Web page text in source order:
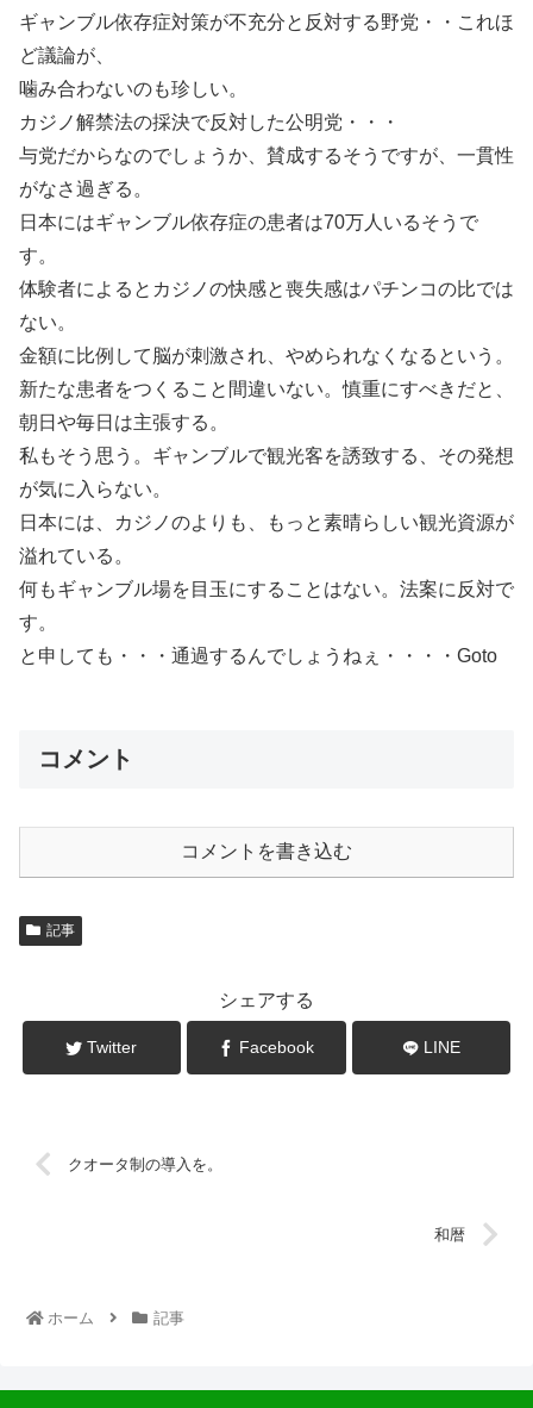
ギャンブル依存症対策が不充分と反対する野党・・これほ
ど議論が、
噛み合わないのも珍しい。
カジノ解禁法の採決で反対した公明党・・・
与党だからなのでしょうか、賛成するそうですが、一貫性
がなさ過ぎる。
日本にはギャンブル依存症の患者は70万人いるそうで
す。
体験者によるとカジノの快感と喪失感はパチンコの比では
ない。
金額に比例して脳が刺激され、やめられなくなるという。
新たな患者をつくること間違いない。慎重にすべきだと、
朝日や毎日は主張する。
私もそう思う。ギャンブルで観光客を誘致する、その発想
が気に入らない。
日本には、カジノのよりも、もっと素晴らしい観光資源が
溢れている。
何もギャンブル場を目玉にすることはない。法案に反対で
す。
と申しても・・・通過するんでしょうねぇ・・・・Goto
コメント
コメントを書き込む
記事
シェアする
Twitter Facebook LINE
クオータ制の導入を。
和暦
ホーム 記事